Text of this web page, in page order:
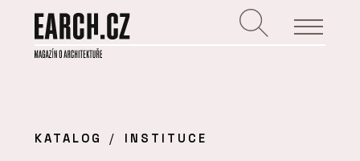
KATALOG INSTITUCE